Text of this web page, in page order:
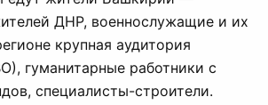
ДНР, военнослужащие и их
крупная аудитория
гуманитарные работники с
специалисты-строители.